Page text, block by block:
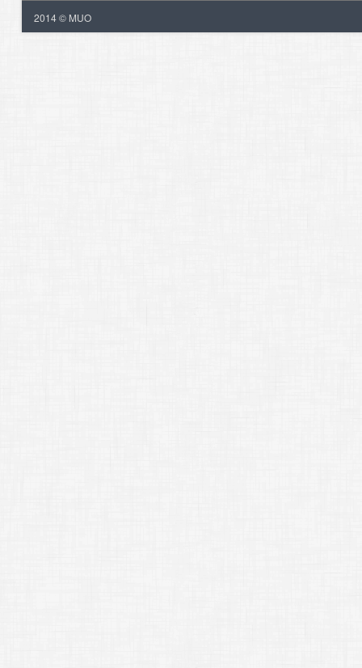
2014 © MUO